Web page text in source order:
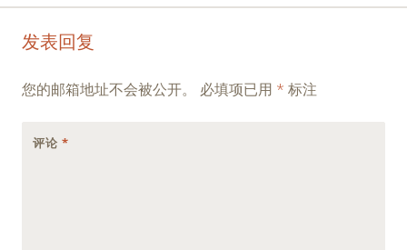
Post
navigation
发表回复
您的邮箱地址不会被公开。 必填项已用 * 标注
评论 *